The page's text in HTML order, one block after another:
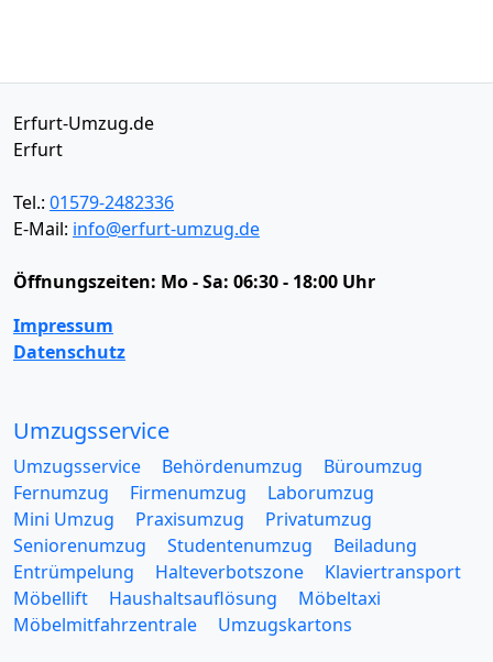
Erfurt-Umzug.de
Erfurt
Tel.: 01579-2482336
E-Mail: info@erfurt-umzug.de
Öffnungszeiten: Mo - Sa: 06:30 - 18:00 Uhr
Impressum
Datenschutz
Umzugsservice
Umzugsservice Behördenumzug
Büroumzug
Fernumzug
Firmenumzug
Laborumzug
Mini Umzug
Praxisumzug
Privatumzug
Seniorenumzug
Studentenumzug
Beiladung
Entrümpelung
Halteverbotszone
Klaviertransport
Möbellift
Haushaltsauflösung
Möbeltaxi
Möbelmitfahrzentrale
Umzugskartons